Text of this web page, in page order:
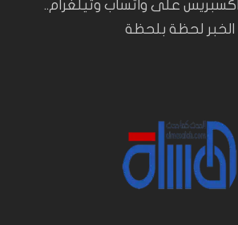
على واتساب وتيلغرام..
الخبر لحظة بلحظة